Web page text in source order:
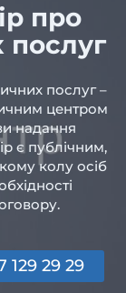
про
послуг –
центром
надання
є публічним,
колу осіб
129 29 29